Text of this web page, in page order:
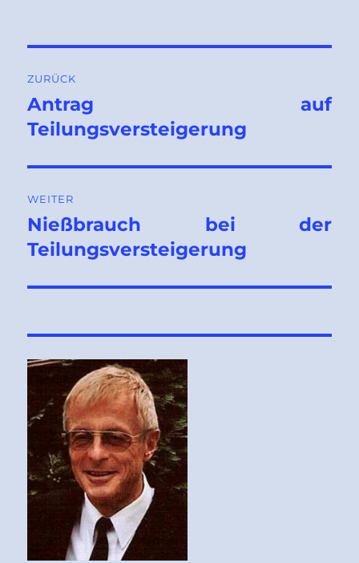
ZURÜCK
Vorheriger
Beitrag:
Antrag auf
Teilungsversteigerung
WEITER
Nächster
Beitrag:
Nießbrauch bei der
Teilungsversteigerung